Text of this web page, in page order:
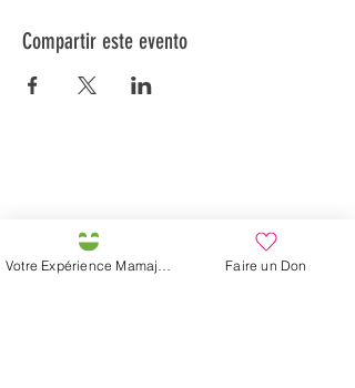
Compartir este evento
20 Chemin des Blanchards, 1233 Bernex
141 Route de Loëx, 1233 Bernex
Faire un Don